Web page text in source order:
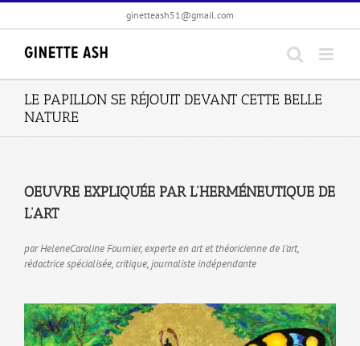
Passer
ginetteash51@gmail.com
LE PAPILLON SE RÉJOUIT DEVANT CETTE BELLE
NATURE
OEUVRE EXPLIQUÉE PAR L’HERMÉNEUTIQUE DE
L’ART
par HeleneCaroline Fournier, experte en art et théoricienne de l’art,
rédactrice spécialisée, critique, journaliste indépendante